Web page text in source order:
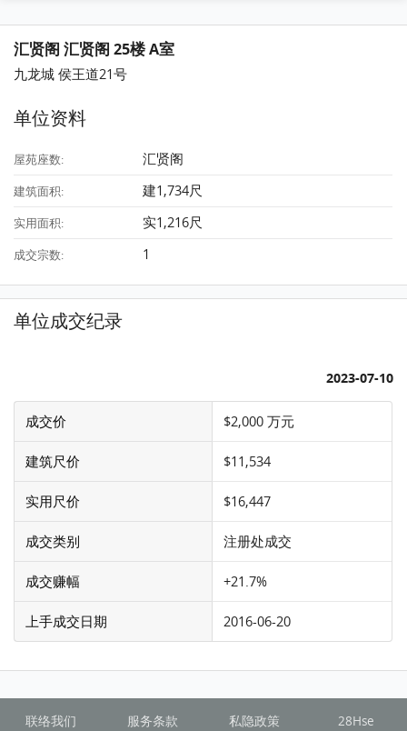
汇贤阁 汇贤阁 25楼 A室
九龙城 侯王道21号
单位资料
屋苑座数: 汇贤阁
建筑面积: 建1,734尺
实用面积: 实1,216尺
成交宗数: 1
单位成交纪录
2023-07-10
成交价 $2,000 万元
建筑尺价 $11,534
实用尺价 $16,447
成交类别 注册处成交
成交赚幅 +21.7%
上手成交日期 2016-06-20
联络我们 服务条款 私隐政策 28Hse